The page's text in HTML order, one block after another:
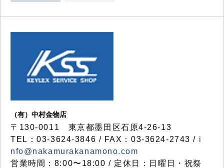
（有）中村金物店
〒130-0011 東京都墨田区石原4-26-13
TEL：03-3624-3846 / FAX：03-3624-2743 / i
nfo@nakamurakanamono.com
営業時間：8:00〜18:00 / 定休日：日曜日・祝祭